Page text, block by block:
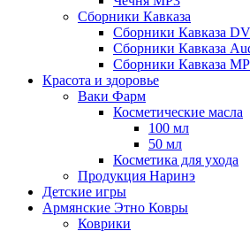
Сборники Кавказа
Сборники Кавказа
Сборники Кавказа
Сборники Кавказа
Красота и здоровье
Ваки Фарм
Косметические масла
100 мл
50 мл
Косметика для ухода
Продукция Наринэ
Детские игры
Армянские Этно Ковры
Коврики